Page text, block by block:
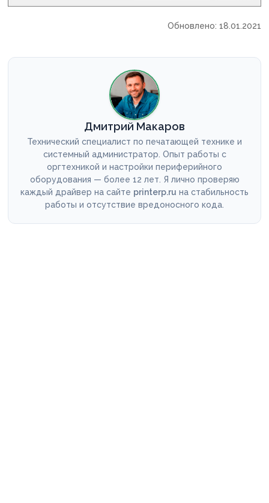
Обновлено: 18.01.2021
Дмитрий Макаров
Технический специалист по печатающей технике и
системный администратор. Опыт работы с
оргтехникой и настройки периферийного
оборудования — более 12 лет. Я лично проверяю
каждый драйвер на сайте printerp.ru на стабильность
работы и отсутствие вредоносного кода.